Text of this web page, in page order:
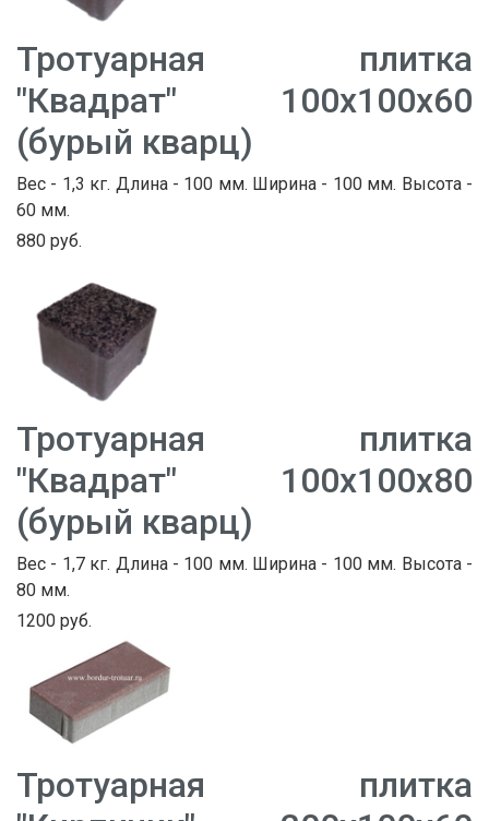
Тротуарная плитка
"Квадрат" 100х100х60
(бурый кварц)
Вес - 1,3 кг. Длина - 100 мм. Ширина - 100 мм. Высота -
60 мм.
880 руб.
Тротуарная плитка
"Квадрат" 100х100х80
(бурый кварц)
Вес - 1,7 кг. Длина - 100 мм. Ширина - 100 мм. Высота -
80 мм.
1200 руб.
Тротуарная плитка